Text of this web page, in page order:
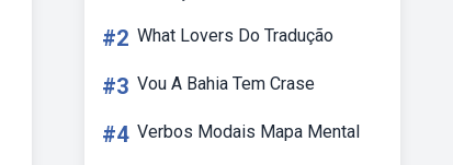
#2 What Lovers Do Tradução
#3 Vou A Bahia Tem Crase
#4 Verbos Modais Mapa Mental